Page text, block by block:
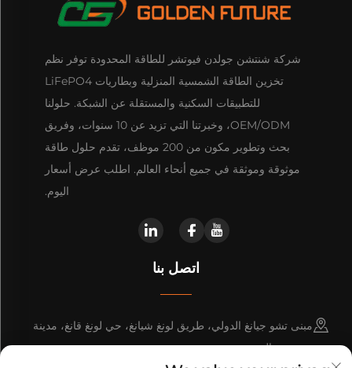
شركة شنتشن جولدن فيوتشر للطاقة المحدودة توفر نظم
تخزين الطاقة الشمسية المنزلية وبطاريات LiFePO4
للتطبيقات السكنية والمستقلة عن الشبكة. حلولنا
OEM/ODM، وخبرتنا التي تزيد عن 10 سنوات، وفريق
بحث وتطوير مكون من 200 موظف، تقدم حلول طاقة
موثوقة وموثقة في جميع أنحاء العالم. اطلب عرض أسعار
اليوم.
اتصل بنا
مبنى تشو جيانغ الدولي، طريق لونغ شيانغ، حي لونغ قانغ، مدينة
شنتشن، الصين